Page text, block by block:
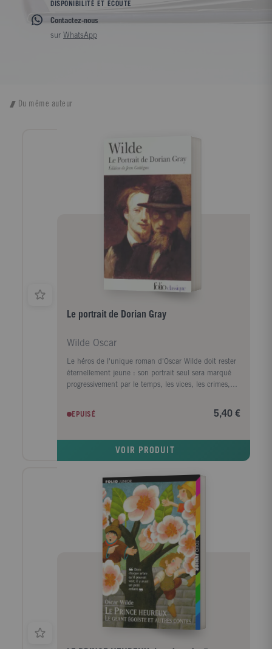
DISPONIBILITÉ ET ÉCOUTE
Contactez-nous
sur WhatsApp
Du même auteur
Le portrait de Dorian Gray
Wilde Oscar
Le héros de l'unique roman d'Oscar Wilde doit rester
éternellement jeune : son portrait seul sera marqué
progressivement par le temps, les vices, les crimes,
fin de siècle (1890), l'auteur a enfermé une parabole
crime même ne manque pas, fascinent le lecteur
théâtre, les paradoxes de l'esthète, la phrase du
poète. La tragédie vécue par l'écrivain, le bagne, le
déshonneur, la mort prématurée laissent ainsi, lisse et
pur, son roman unique.
EPUISÉ 5,40 €
VOIR PRODUIT